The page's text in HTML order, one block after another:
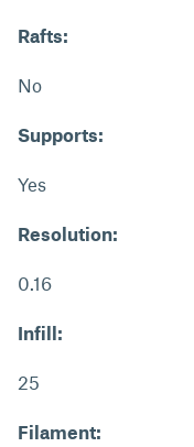
Rafts:
No
Supports:
Yes
Resolution:
0.16
Infill:
25
Filament: